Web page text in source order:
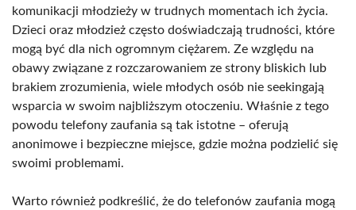
komunikacji młodzieży w trudnych momentach ich życia.
Dzieci oraz młodzież często doświadczają trudności, które
mogą być dla nich ogromnym ciężarem. Ze względu na
obawy związane z rozczarowaniem ze strony bliskich lub
brakiem zrozumienia, wiele młodych osób nie seekingają
wsparcia w swoim najbliższym otoczeniu. Właśnie z tego
powodu telefony zaufania są tak istotne – oferują
anonimowe i bezpieczne miejsce, gdzie można podzielić się
swoimi problemami.
Warto również podkreślić, że do telefonów zaufania mogą